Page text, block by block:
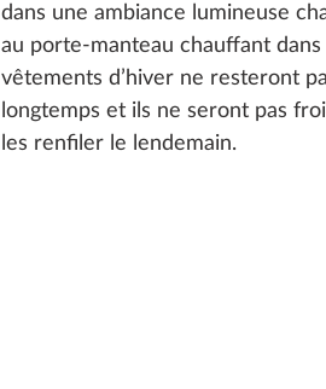
dans une ambiance lumineuse
au porte-manteau chauffant dans
vêtements d’hiver ne resteront
longtemps et ils ne seront pas
les renfiler le lendemain.